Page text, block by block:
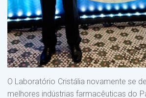
O Laboratório Cristália novamente se
melhores indústrias farmacêuticas do